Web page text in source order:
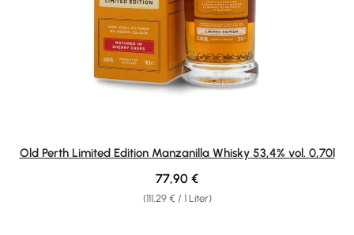
Old Perth Limited Edition Manzanilla Whisky 53,4% vol. 0,70l
(111,29 € / 1 Liter)
Regulärer Preis:
77,90 €